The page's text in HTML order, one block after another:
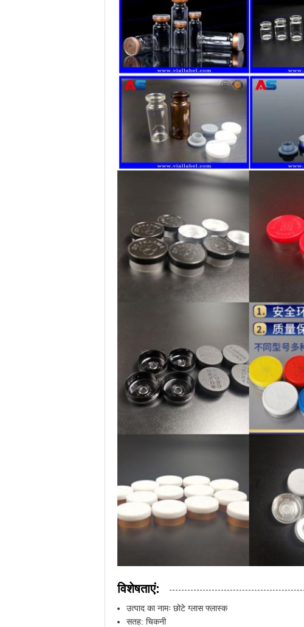
विशेषताएं:
उत्पाद का नामः छोटे ग्लास फ्लास्क
सतह: चिकनी